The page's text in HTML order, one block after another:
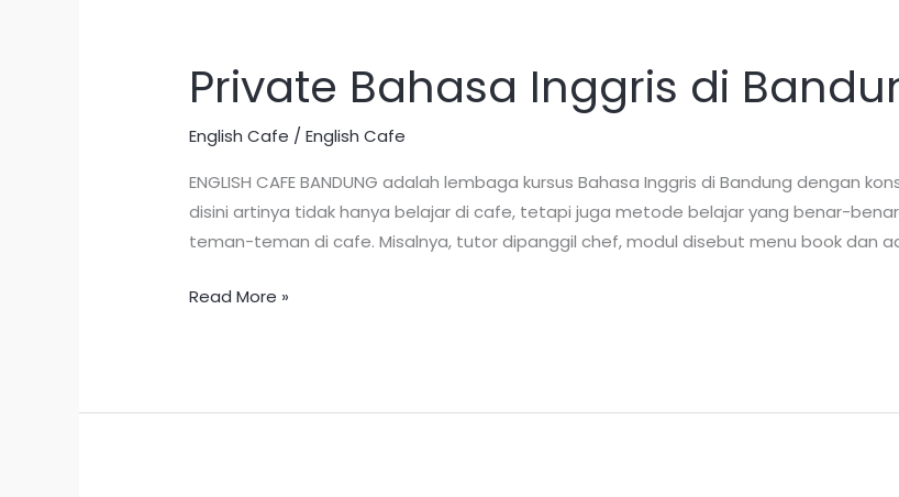
Private Bahasa Inggris di
English Cafe /English Cafe
ENGLISH CAFE BANDUNG adalah lembaga kursus Bahasa Inggris di Bandung dengan
disini artinya tidak hanya belajar di cafe, tetapi juga metode belajar yang benar-
teman-teman di cafe. Misalnya, tutor dipanggil chef, modul disebut menu book dan
Private
Bahasa
Inggris
Bandung
Read More »